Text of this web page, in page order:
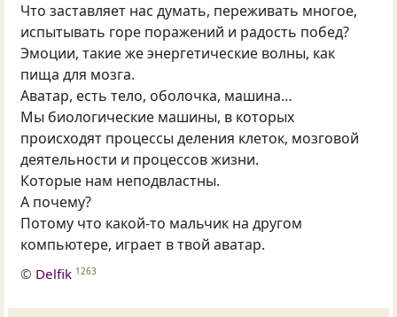
Что заставляет нас думать, переживать многое,
испытывать горе поражений и радость побед?
Эмоции, такие же энергетические волны, как
пища для мозга.
Аватар, есть тело, оболочка, машина…
Мы биологические машины, в которых
происходят процессы деления клеток, мозговой
деятельности и процессов жизни.
Которые нам неподвластны.
А почему?
Потому что какой-то мальчик на другом
компьютере, играет в твой аватар.
© Delfik 1263